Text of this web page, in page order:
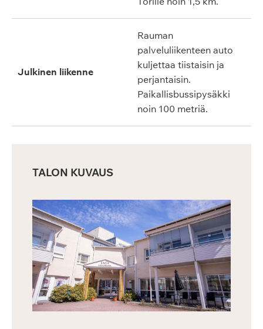
Julkinen liikenne
Rauman
palveluliikenteen auto
kuljettaa tiistaisin ja
perjantaisin.
Paikallisbussipysäkki
noin 100 metriä.
TALON KUVAUS